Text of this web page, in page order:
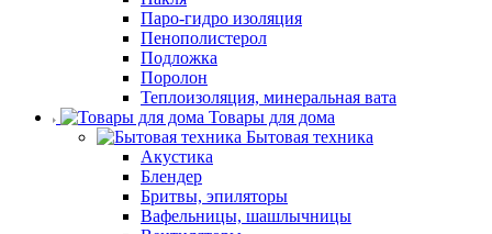
Паро-гидро изоляция
Пенополистерол
Подложка
Поролон
Теплоизоляция, минеральная вата
Товары для дома
Бытовая техника
Акустика
Блендер
Бритвы, эпиляторы
Вафельницы, шашлычницы